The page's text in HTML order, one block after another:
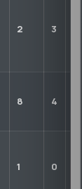
2 3
8 4
1 0